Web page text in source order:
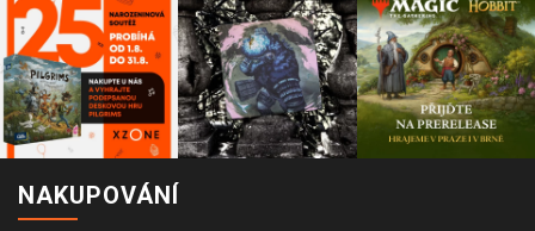
NAKUPOVÁNÍ